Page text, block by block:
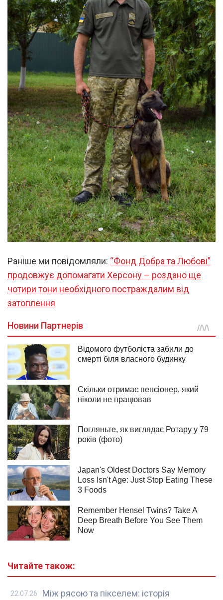
Раніше ми повідомляли: “Фонд Добра та Любові”
продовжує допомагати Херсону – роздано ще
чотири тони необхідного постраждалим від
затоплення
Читайте також:
Між рясою та пікселем: історія
22.07.26